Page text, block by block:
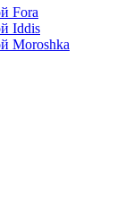
Fora
Iddis
Moroshka